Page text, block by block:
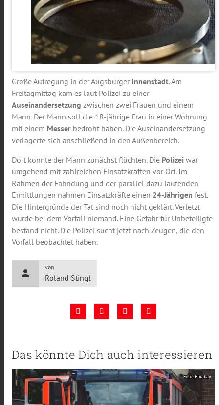
Große Aufregung in der Augsburger Innenstadt. Am
Freitagmittag kam es laut Polizei zu einer
Auseinandersetzung zwischen zwei Frauen und einem
Mann. Der Mann soll die 18-jährige Frau in einer Wohnung
mit einem Messer bedroht haben. Die Auseinandersetzung
verlagerte sich anschließend in den Außenbereich.
Dort konnte der Mann zunächst flüchten. Die Polizei war
umgehend mit zahlreichen Einsatzkräften vor Ort. Im
Rahmen der Fahndung und der parallel dazu laufenden
Ermittlungen nahmen Einsatzkräfte einen 24-Jährigen fest.
Die Hintergründe der Tat sind noch nicht geklärt. Verletzt
wurde bei dem Vorfall niemand. Eine Gefahr für Unbeteiligte
bestand nicht. Die Polizei sucht jetzt nach Zeugen, die den
Vorfall beobachtet haben.
person
von
Roland Stingl
Das könnte Dich auch interessieren
Foto: Pixabay